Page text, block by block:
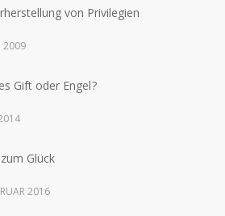
von Privilegien
2009
Gift oder Engel ?
Glück
2016